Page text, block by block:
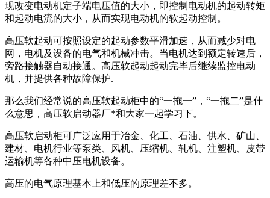
现改变电动机定子端电压值的大小，即控制电动机的起动转矩
和起动电流的大小，从而实现电动机的软起动控制。
高压软起动可按照设定的起动参数平滑加速，从而减少对电
网，电机及设备的电气和机械冲击。当电机达到额定转速后，
旁路接触器自动接通。高压软起动起动完毕后继续监控电动
机，并提供各种故障保护.
那么我们经常说的高压软起动柜中的“一拖一”，“一拖二”是什
么意思，高压软启动器厂*和大家一起学习下。
高压软启动柜可广泛应用于冶金、化工、石油、供水、矿山、
建材、电机行业等泵类、风机、压缩机、轧机、注塑机、皮带
运输机等各种中压电机设备。
高压的电气原理基本上和低压的原理差不多。